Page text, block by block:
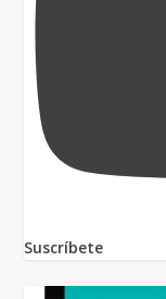
Suscríbete